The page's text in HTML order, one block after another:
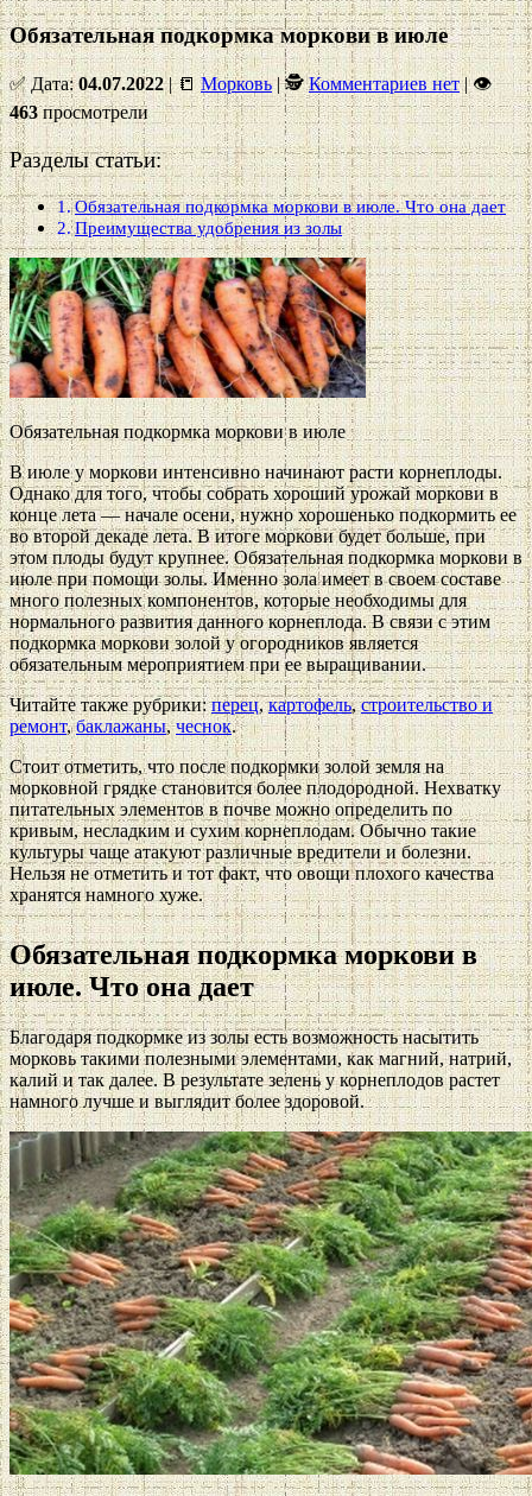
Обязательная подкормка моркови в июле
✅ Дата:04.07.2022| 📒Морковь| 🕵Комментариев нет|👁
463просмотрели
Разделы статьи:
Обязательная подкормка моркови в июле. Что она дает
Преимущества удобрения из золы
Обязательная подкормка моркови в июле
В июле у моркови интенсивно начинают расти корнеплоды.
Однако для того, чтобы собрать хороший урожай моркови в
конце лета — начале осени, нужно хорошенько подкормить ее
во второй декаде лета. В итоге моркови будет больше, при
этом плоды будут крупнее. Обязательная подкормка моркови в
июле при помощи золы. Именно зола имеет в своем составе
много полезных компонентов, которые необходимы для
нормального развития данного корнеплода. В связи с этим
подкормка моркови золой у огородников является
обязательным мероприятием при ее выращивании.
Читайте также рубрики:перец,картофель,строительство и
ремонт,баклажаны,чеснок.
Стоит отметить, что после подкормки золой земля на
морковной грядке становится более плодородной. Нехватку
питательных элементов в почве можно определить по
кривым, несладким и сухим корнеплодам. Обычно такие
культуры чаще атакуют различные вредители и болезни.
Нельзя не отметить и тот факт, что овощи плохого качества
хранятся намного хуже.
Обязательная подкормка моркови в
июле. Что она дает
Благодаря подкормке из золы есть возможность насытить
морковь такими полезными элементами, как магний, натрий,
калий и так далее. В результате зелень у корнеплодов растет
намного лучше и выглядит более здоровой.